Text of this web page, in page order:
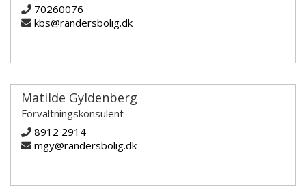
70260076
kbs@randersbolig.dk
Matilde Gyldenberg
Forvaltningskonsulent
8912 2914
mgy@randersbolig.dk